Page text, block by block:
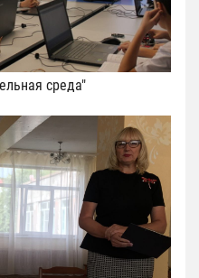
среда"